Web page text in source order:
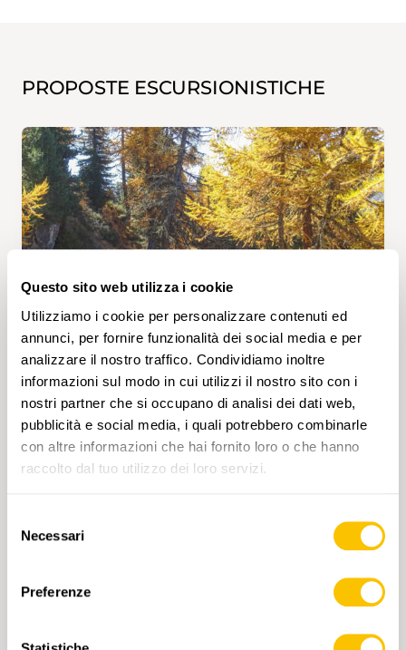
Questo sito web utilizza i cookie
Utilizziamo i cookie per personalizzare contenuti ed
annunci, per fornire funzionalità dei social media e per
analizzare il nostro traffico. Condividiamo inoltre
informazioni sul modo in cui utilizzi il nostro sito con i
nostri partner che si occupano di analisi dei dati web,
pubblicità e social media, i quali potrebbero combinarle
con altre informazioni che hai fornito loro o che hanno
raccolto dal tuo utilizzo dei loro servizi.
delNecessari
Preferenze
PROPOSTE ESCURSIONISTICHE
BETTMERGRAT — RIEDERALP • VS
Hoch über dem Aletschgletscher
Auf dieser Wanderung kann man die Folgen
von schwindendem Gletschereis sehen. Weil
Hänge auf beiden Seiten des Aletschgletschers
Gesteinspakete absacken. Die Luftseilbahn von
Betten auf die Bettmeralp überwindet etwa so